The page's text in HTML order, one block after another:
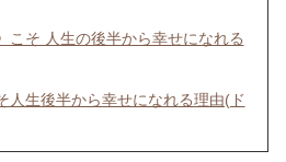
こそ 人生の後半から幸せになれる
人生後半から幸せになれる理由(ド